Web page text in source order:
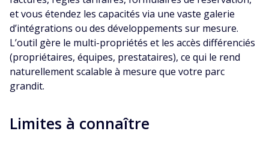
et vous étendez les capacités via une vaste galerie
d’intégrations ou des développements sur mesure.
L’outil gère le multi-propriétés et les accès différenciés
(propriétaires, équipes, prestataires), ce qui le rend
naturellement scalable à mesure que votre parc
grandit.
Limites à connaître